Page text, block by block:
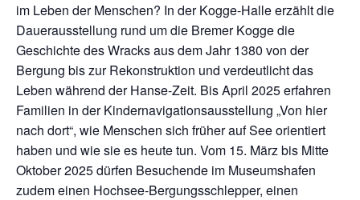
im Leben der Menschen? In der Kogge-Halle erzählt die
Dauerausstellung rund um die Bremer Kogge die
Geschichte des Wracks aus dem Jahr 1380 von der
Bergung bis zur Rekonstruktion und verdeutlicht das
Leben während der Hanse-Zeit. Bis April 2025 erfahren
Familien in der Kindernavigationsausstellung „Von hier
nach dort“, wie Menschen sich früher auf See orientiert
haben und wie sie es heute tun. Vom 15. März bis Mitte
Oktober 2025 dürfen Besuchende im Museumshafen
zudem einen Hochsee-Bergungsschlepper, einen